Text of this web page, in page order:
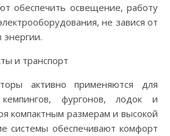
обеспечить освещение, работу
не завися от
и транспорт
активно применяются для
кемпингов, фургонов, лодок и
компактным размерам и высокой
системы обеспечивают комфорт